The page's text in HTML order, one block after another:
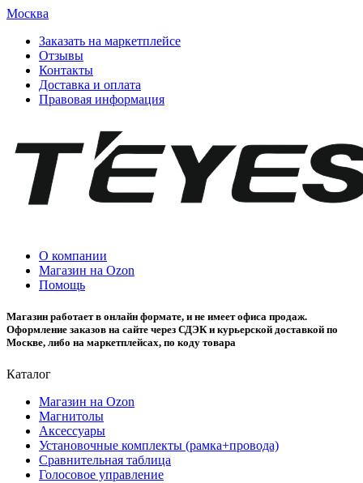
Москва
Заказать на маркетплейсе
Отзывы
Контакты
Доставка и оплата
Правовая информация
О компании
Магазин на Ozon
Помощь
Магазин работает в онлайн формате, и не имеет офиса продаж.
Оформление заказов на сайте через СДЭК и курьерской доставкой по
Москве, либо на маркетплейсах, по коду товара
Каталог
Магазин на Ozon
Магнитолы
Аксессуары
Установочные комплекты (рамка+провода)
Сравнительная таблица
Голосовое управление